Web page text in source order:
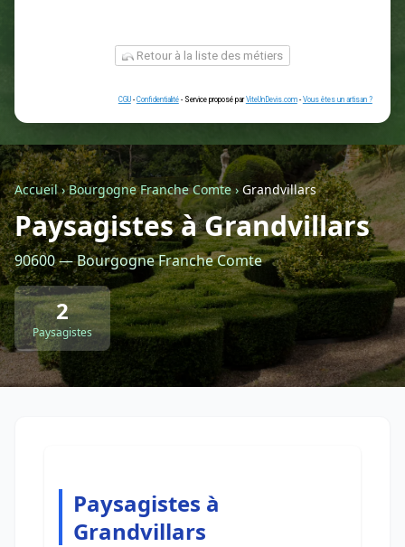
ou
Géolocalisez-moi automatiquement !
Retour à la liste des métiers
CGU-Confidentialité- Service proposé parViteUnDevis.com-Vous
Accueil›Bourgogne Franche Comte› Grandvillars
Paysagistes à Grandvillars
90600 — Bourgogne Franche Comte
2
Paysagistes
Paysagistes à
Grandvillars